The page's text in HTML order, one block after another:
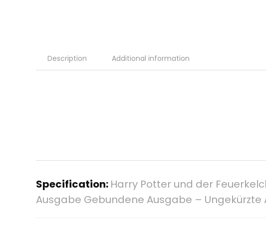
Description Additional information
Specification: Harry Potter und der
Ausgabe Gebundene Ausgabe – Ungekürzte